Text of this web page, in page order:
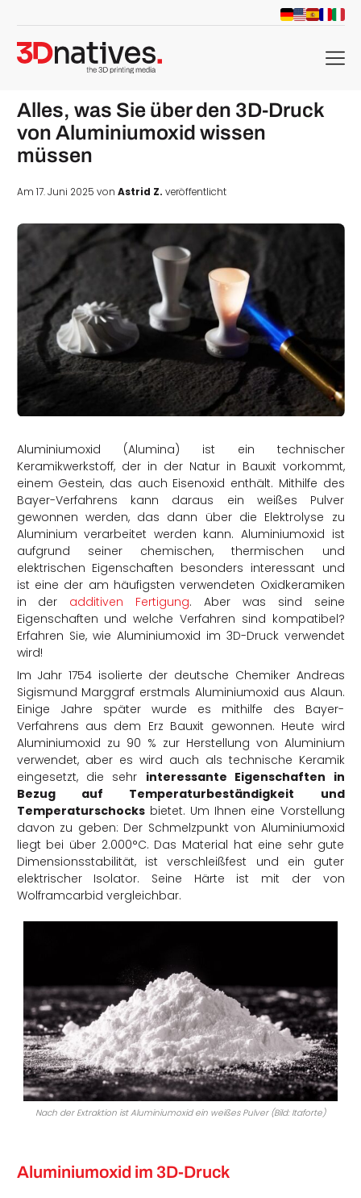
menu
Alles, was Sie über den 3D-Druck
von Aluminiumoxid wissen
müssen
Am 17. Juni 2025 von Astrid Z. veröffentlicht
Aluminiumoxid (Alumina) ist ein technischer
Keramikwerkstoff, der in der Natur in Bauxit vorkommt,
einem Gestein, das auch Eisenoxid enthält. Mithilfe des
Bayer-Verfahrens kann daraus ein weißes Pulver
gewonnen werden, das dann über die Elektrolyse zu
Aluminium verarbeitet werden kann. Aluminiumoxid ist
aufgrund seiner chemischen, thermischen und
elektrischen Eigenschaften besonders interessant und
ist eine der am häufigsten verwendeten Oxidkeramiken
in der additiven Fertigung. Aber was sind seine
Eigenschaften und welche Verfahren sind kompatibel?
Erfahren Sie, wie Aluminiumoxid im 3D-Druck verwendet
wird!
Im Jahr 1754 isolierte der deutsche Chemiker Andreas
Sigismund Marggraf erstmals Aluminiumoxid aus Alaun.
Einige Jahre später wurde es mithilfe des Bayer-
Verfahrens aus dem Erz Bauxit gewonnen. Heute wird
Aluminiumoxid zu 90 % zur Herstellung von Aluminium
verwendet, aber es wird auch als technische Keramik
eingesetzt, die sehr interessante Eigenschaften in
Bezug auf Temperaturbeständigkeit und
Temperaturschocksbietet. Um Ihnen eine Vorstellung
davon zu geben: Der Schmelzpunkt von Aluminiumoxid
liegt bei über 2.000°C. Das Material hat eine sehr gute
Dimensionsstabilität, ist verschleißfest und ein guter
elektrischer Isolator. Seine Härte ist mit der von
Wolframcarbid vergleichbar.
Nach der Extraktion ist Aluminiumoxid ein weißes Pulver (Bild: Itaforte)
Aluminiumoxid im 3D-Druck